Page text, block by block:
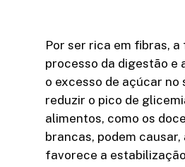
Por ser rica em fibras,
processo da digestão e
o excesso de açúcar no
reduzir o pico de
alimentos, como os
brancas, podem causar,
favorece a